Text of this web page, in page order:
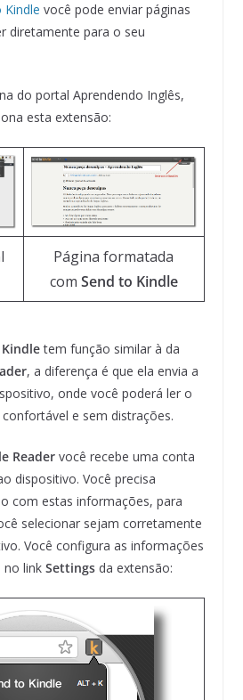
Kindle você pode enviar páginas
diretamente para o seu
do portal Aprendendo Inglês,
esta extensão:
Página formatada
com Send to Kindle
tem função similar à da
, a diferença é que ela envia a
onde você poderá ler o
e sem distrações.
Readervocê recebe uma conta
dispositivo. Você precisa
com estas informações, para
selecionar sejam corretamente
Você configura as informações
no link Settingsda extensão: